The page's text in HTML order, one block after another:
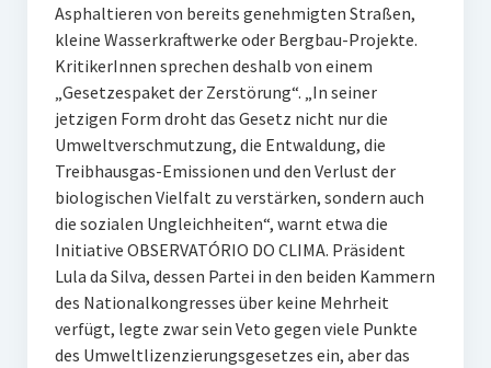
Asphaltieren von bereits genehmigten Straßen,
kleine Wasserkraftwerke oder Bergbau-Projekte.
KritikerInnen sprechen deshalb von einem
„Gesetzespaket der Zerstörung“. „In seiner
jetzigen Form droht das Gesetz nicht nur die
Umweltverschmutzung, die Entwaldung, die
Treibhausgas-Emissionen und den Verlust der
biologischen Vielfalt zu verstärken, sondern auch
die sozialen Ungleichheiten“, warnt etwa die
Initiative OBSERVATÓRIO DO CLIMA. Präsident
Lula da Silva, dessen Partei in den beiden Kammern
des Nationalkongresses über keine Mehrheit
verfügt, legte zwar sein Veto gegen viele Punkte
des Umweltlizenzierungsgesetzes ein, aber das